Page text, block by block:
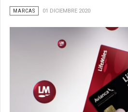
MARCAS 01 DICIEMBRE 2020